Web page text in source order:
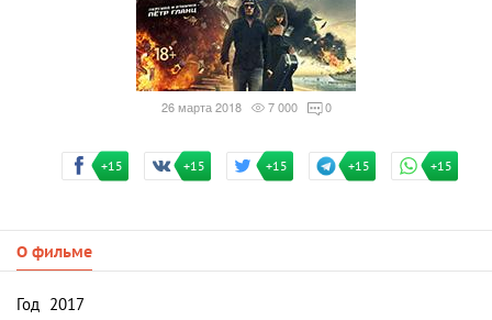
26 марта 2018 7 000 0
+15 +15 +15 +15 +15
О фильме
Год 2017